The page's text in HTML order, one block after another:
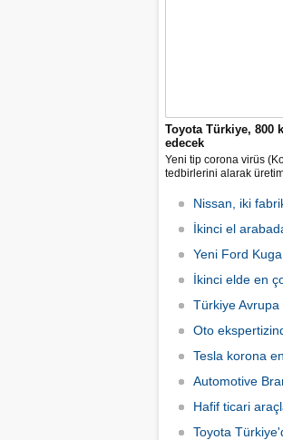
Toyota Türkiye, 800
edecek
Yeni tip corona virüs
tedbirlerini alarak
ve ihracat hedeflerini
istihdam sağlayacak.
Nissan, iki
İkinci el
Yeni Ford
İkinci elde en
Türkiye Avrupa
Oto
Tesla korona
Automotive
Hafif ticari
Toyota